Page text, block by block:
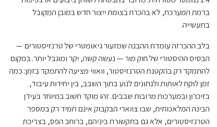
ברמת המערכת, לא בהכרח בצומת ייצור חדש במובן המקובל
בתעשייה.
בלב ההכרזה עומדת ההבנה שמזעור גיאומטרי של טרנזיסטורים —
הבסיס ההיסטורי של חוק מור — נעשה קשה, יקר ומוגבל יותר. במקום
להתמקד רק בהקטנת הטרנזיסטור, וואווי מציעה להתמקד בזמן: כמה
זמן לוקח לאותות ולנתונים לנוע בתוך השבב, בין יחידות עיבוד,
בזיכרון ובמערכות מרובות שבבים. זהו מוקד חשוב במיוחד בעידן
הבינה המלאכותית, שבו צווארי הבקבוק אינם תמיד רק במספר
הטרנזיסטורים, אלא גם בתקשורת ביניהם, ברוחב הפס, בצריכת